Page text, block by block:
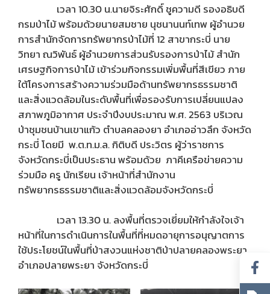
เวลา 10.30 น.นายจิระศักดิ์ ชูความดี รองอธิบดี
กรมป่าไม้ พร้อมด้วยนายสมชาย นุชนานนท์เทพ ผู้อำนวย
การสำนักจัดการทรัพยากรป่าไม้ที่ 12 สาขากระบี่ นาย
วิทยา ณวิพันธ์ ผู้อำนวยการส่วนรับรองการป่าไม้ สำนัก
เศรษฐกิจการป่าไม้ เข้าร่วมกิจกรรมเพิ่มพื้นที่สีเขียว ภาย
ใต้โครงการสร้างความร่วมมือด้านทรัพยากรธรรมชาติ
และสิ่งแวดล้อมในระดับพื้นที่เพื่อรองรับการเปลี่ยนแปลง
สภาพภูมิอากาศ ประจำปีงบประมาณ พ.ศ. 2563 บริเวณ
ป่าชุมชนบ้านเขาแก้ว ตำบลคลองยา อำเภออ่าวลึก จังหวัด
กระบี่ โดยมี พ.ต.ท.ม.ล. กิติบดี ประวิตร ผู้ว่าราชการ
จังหวัดกระบี่เป็นประธาน พร้อมด้วย ภาคีเครือข่ายความ
ร่วมมือ ครู นักเรียน เจ้าหน้าที่สำนักงาน
ทรัพยากรธรรมชาติและสิ่งแวดล้อมจังหวัดกระบี่
เวลา 13.30 น. ลงพื้นที่ตรวจเยี่ยมให้กำลังใจเจ้า
หน้าที่ในการดำเนินการในพื้นที่ที่หมดอายุการอนุญาตการ
ใช้ประโยชน์ในพื้นที่ป่าสงวนแห่งชาติป่าปลายคลองพระยา
อำเภอปลายพระยา จังหวัดกระบี่